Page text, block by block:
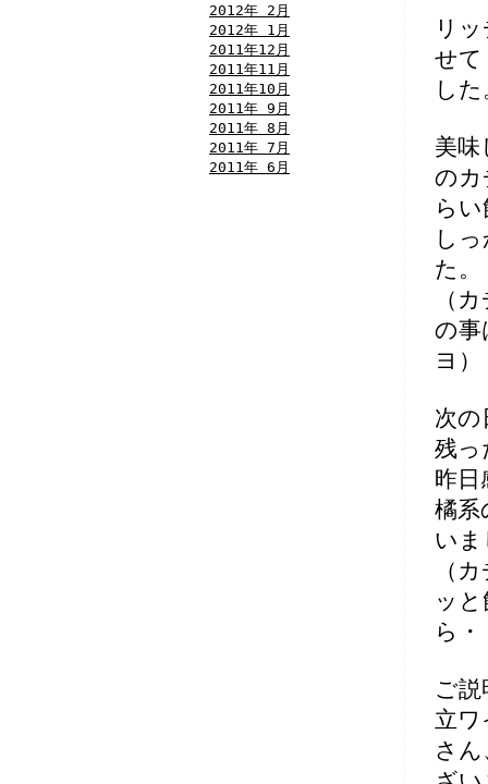
2012年 2月
2012年 1月
2011年12月
2011年11月
2011年10月
2011年 9月
2011年 8月
2011年 7月
2011年 6月
リ
せて
した
美味
のカ
ら
し
た。
（
の事
ヨ）
次
残っ
昨日
橘系
い
（
ッ
ら
ご
立ワ
さ